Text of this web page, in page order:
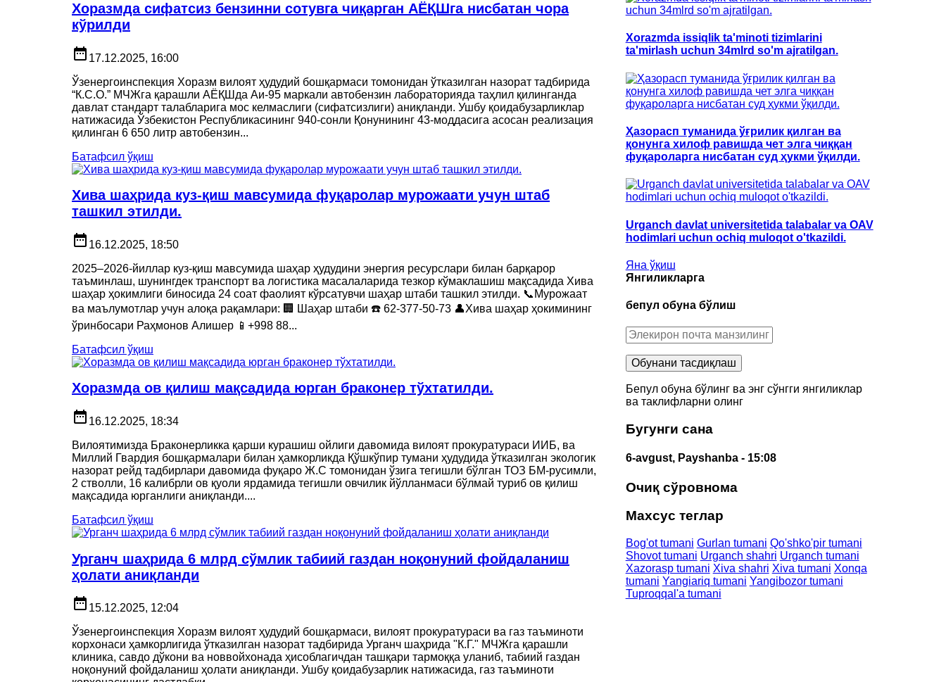
Хоразмда сифатсиз бензинни сотувга чиқарган АЁҚШга нисбатан чора
кўрилди
date_range 17.12.2025, 16:00
Ўзенергоинспекция Хоразм вилоят ҳудудий бошқармаси томонидан ўтказилган назорат тадбирида
“К.С.О.” МЧЖга қарашли АЁҚШда Аи-95 маркали автобензин лабораторияда таҳлил қилинганда
давлат стандарт талабларига мос келмаслиги (сифатсизлиги) аниқланди. Ушбу қоидабузарликлар
натижасида Ўзбекистон Республикасининг 940-сонли Қонунининг 43-моддасига асосан реализация
қилинган 6 650 литр автобензин...
Батафсил ўқиш
Хива шаҳрида куз-қиш мавсумида фуқаролар мурожаати учун штаб
ташкил этилди.
date_range 16.12.2025, 18:50
2025–2026-йиллар куз-қиш мавсумида шаҳар ҳудудини энергия ресурслари билан барқарор
таъминлаш, шунингдек транспорт ва логистика масалаларида тезкор кўмаклашиш мақсадида Хива
шаҳар ҳокимлиги биносида 24 соат фаолият кўрсатувчи шаҳар штаби ташкил этилди. 📞Мурожаат
ва маълумотлар учун алоқа рақамлари: 🏢 Шаҳар штаби ☎️ 62-377-50-73 👤Хива шаҳар ҳокимининг
ўринбосари Раҳмонов Алишер 📱+998 88...
Батафсил ўқиш
Хоразмда ов қилиш мақсадида юрган браконер тўхтатилди.
date_range 16.12.2025, 18:34
Вилоятимизда Браконерликка қарши курашиш ойлиги давомида вилоят прокуратураси ИИБ, ва
Миллий Гвардия бошқармалари билан ҳамкорликда Қўшкўпир тумани ҳудудида ўтказилган экологик
назорат рейд тадбирлари давомида фуқаро Ж.С томонидан ўзига тегишли бўлган ТОЗ БМ-русимли,
2 стволли, 16 калибрли ов қуоли ярдамида тегишли овчилик йўлланмаси бўлмай туриб ов қилиш
мақсадида юрганлиги аниқланди....
Батафсил ўқиш
Урганч шаҳрида 6 млрд сўмлик табиий газдан ноқонуний фойдаланиш
ҳолати аниқланди
date_range 15.12.2025, 12:04
Ўзенергоинспекция Хоразм вилоят ҳудудий бошқармаси, вилоят прокуратураси ва газ таъминоти
корхонаси ҳамкорлигида ўтказилган назорат тадбирида Урганч шаҳрида "К.Г." МЧЖга қарашли
клиника, савдо дўкони ва новвойхонада ҳисоблагичдан ташқари тармоққа уланиб, табиий газдан
ноқонуний фойдаланиш ҳолати аниқланди. Ушбу қоидабузарлик натижасида, газ таъминоти
Xorazmda issiqlik ta'minoti tizimlarini
ta'mirlash uchun 34mlrd so'm ajratilgan.
Ҳазорасп туманида ўғрилик қилган ва
қонунга хилоф равишда чет элга чиққан
фуқароларга нисбатан суд ҳукми ўқилди.
Urganch davlat universitetida talabalar va OAV
hodimlari uchun ochiq muloqot o'tkazildi.
Яна ўқиш
Янгиликларга
бепул обуна бўлиш
Бепул обуна бўлинг ва энг сўнгги янгиликлар
ва таклифларни олинг
Бугунги сана
6-avgust, Payshanba- 15:08
Очиқ сўровнома
Махсус теглар
Bog'ot tumani Gurlan tumani Qo'shko'pir tumani
Shovot tumani Urganch shahri Urganch tumani
Xazorasp tumani Xiva shahri Xiva tumani Xonqa
tumani Yangiariq tumani Yangibozor tumani
Tuproqqal'a tumani